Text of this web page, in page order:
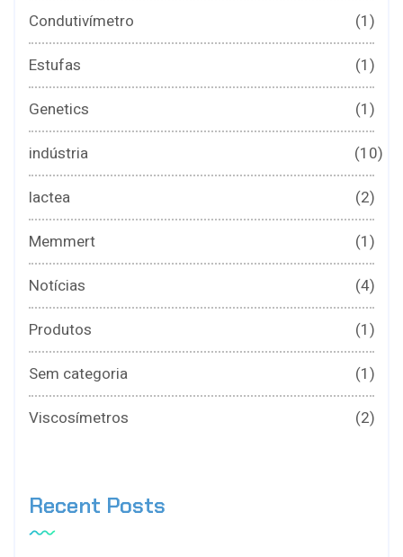
Condutivímetro
(1)
Estufas
(1)
Genetics
(1)
indústria
(10)
lactea
(2)
Memmert
(1)
Notícias
(4)
Produtos
(1)
Sem categoria
(1)
Viscosímetros
(2)
Recent Posts